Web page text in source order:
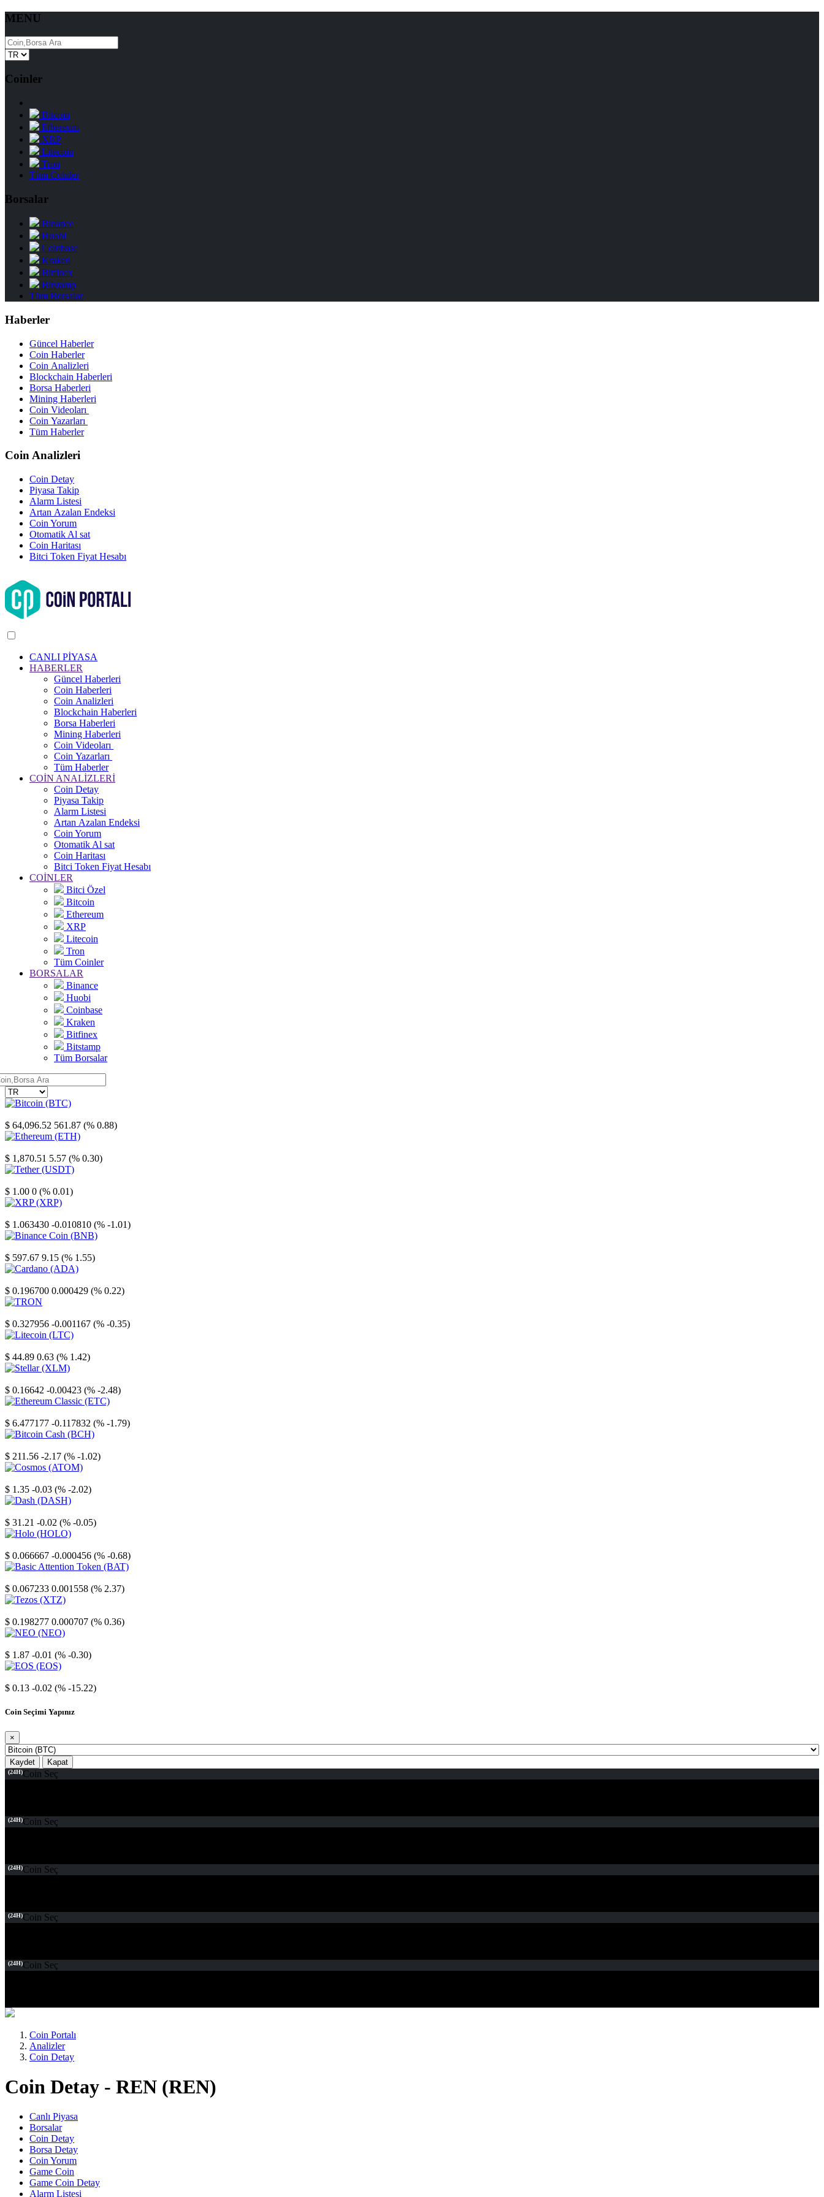
MENU
Coinler
Bitcoin
Ethereum
XRP
Litecoin
Tron
Tüm Coinler
Borsalar
Binance
Huobi
Coinbase
Kraken
Bitfinex
Bitstamp
Tüm Borsalar
Haberler
Güncel Haberler
Coin Haberler
Coin Analizleri
Blockchain Haberleri
Borsa Haberleri
Mining Haberleri
Coin Videoları
Coin Yazarları
Tüm Haberler
Coin Analizleri
Coin Detay
Piyasa Takip
Alarm Listesi
Artan Azalan Endeksi
Coin Yorum
Otomatik Al sat
Coin Haritası
Bitci Token Fiyat Hesabı
CANLI PİYASA
HABERLER
Güncel Haberleri
Coin Haberleri
Coin Analizleri
Blockchain Haberleri
Borsa Haberleri
Mining Haberleri
Coin Videoları
Coin Yazarları
Tüm Haberler
COİN ANALİZLERİ
Coin Detay
Piyasa Takip
Alarm Listesi
Artan Azalan Endeksi
Coin Yorum
Otomatik Al sat
Coin Haritası
Bitci Token Fiyat Hesabı
COİNLER
Bitci Özel
Bitcoin
Ethereum
XRP
Litecoin
Tron
Tüm Coinler
BORSALAR
Binance
Huobi
Coinbase
Kraken
Bitfinex
Bitstamp
Tüm Borsalar
$ 64,096.52 561.87 (% 0.88)
$ 1,870.51 5.57 (% 0.30)
$ 1.00 0 (% 0.01)
$ 1.063430 -0.010810 (% -1.01)
$ 597.67 9.15 (% 1.55)
$ 0.196700 0.000429 (% 0.22)
$ 0.327956 -0.001167 (% -0.35)
$ 44.89 0.63 (% 1.42)
$ 0.16642 -0.00423 (% -2.48)
$ 6.477177 -0.117832 (% -1.79)
$ 211.56 -2.17 (% -1.02)
$ 1.35 -0.03 (% -2.02)
$ 31.21 -0.02 (% -0.05)
$ 0.066667 -0.000456 (% -0.68)
$ 0.067233 0.001558 (% 2.37)
$ 0.198277 0.000707 (% 0.36)
$ 1.87 -0.01 (% -0.30)
$ 0.13 -0.02 (% -15.22)
Coin Seçimi Yapınız
×
Kaydet Kapat
(24H)Coin Seç
(24H)Coin Seç
(24H)Coin Seç
(24H)Coin Seç
(24H)Coin Seç
Coin Portalı
Analizler
Coin Detay
Coin Detay - REN (REN)
Canlı Piyasa
Borsalar
Coin Detay
Borsa Detay
Coin Yorum
Game Coin
Game Coin Detay
Alarm Listesi